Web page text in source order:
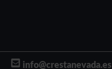
info@crestanevada.es